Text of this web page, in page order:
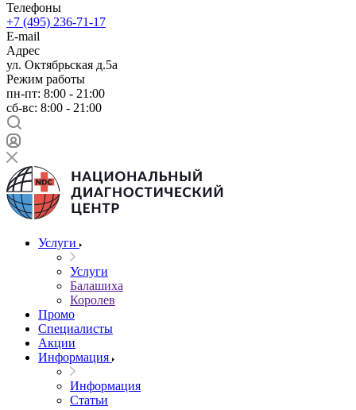
Телефоны
+7 (495) 236-71-17
E-mail
Адрес
ул. Октябрьская д.5а
Режим работы
пн-пт: 8:00 - 21:00
сб-вс: 8:00 - 21:00
Услуги
Услуги
Балашиха
Королев
Промо
Специалисты
Акции
Информация
Информация
Статьи